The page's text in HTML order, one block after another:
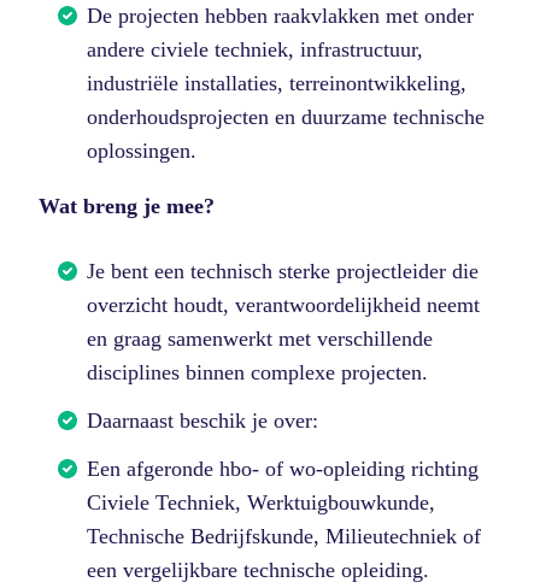
De projecten hebben raakvlakken met onder
andere civiele techniek, infrastructuur,
industriële installaties, terreinontwikkeling,
onderhoudsprojecten en duurzame technische
oplossingen.
Wat breng je mee?
Je bent een technisch sterke projectleider die
overzicht houdt, verantwoordelijkheid neemt
en graag samenwerkt met verschillende
disciplines binnen complexe projecten.
Daarnaast beschik je over:
Een afgeronde hbo- of wo-opleiding richting
Civiele Techniek, Werktuigbouwkunde,
Technische Bedrijfskunde, Milieutechniek of
een vergelijkbare technische opleiding.